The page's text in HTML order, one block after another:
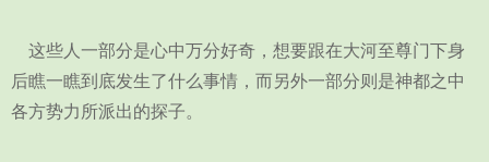
这些人一部分是心中万分好奇，想要跟在大河至尊门下身
后瞧一瞧到底发生了什么事情，而另外一部分则是神都之中
各方势力所派出的探子。